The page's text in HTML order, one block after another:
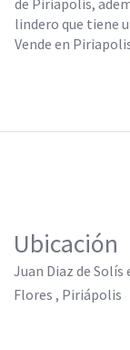
de Piriapolis,
lindero que tiene
Vende en
Ubicación
Juan Diaz de Solís
Flores , Piriápolis